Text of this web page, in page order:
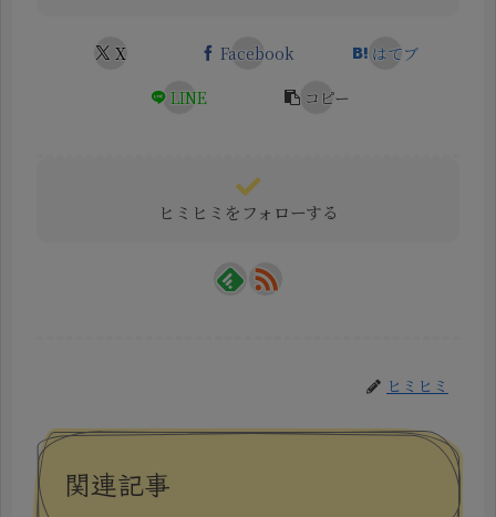
X Facebook
はてブ
LINE
コピー
ヒミヒミをフォローする
ヒミヒミ
関連記事